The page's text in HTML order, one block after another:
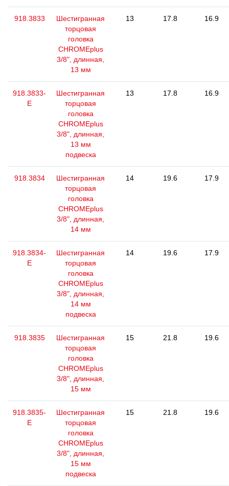
918.3833
Шестигранная
торцовая
головка
CHROMEplus
3/8", длинная,
13 мм
13 17.8 16.9
918.3833-
E
Шестигранная
торцовая
головка
CHROMEplus
3/8", длинная,
13 мм
подвеска
13 17.8 16.9
918.3834
Шестигранная
торцовая
головка
CHROMEplus
3/8", длинная,
14 мм
14 19.6 17.9
918.3834-
E
Шестигранная
торцовая
головка
CHROMEplus
3/8", длинная,
14 мм
подвеска
14 19.6 17.9
918.3835
Шестигранная
торцовая
головка
CHROMEplus
3/8", длинная,
15 мм
15 21.8 19.6
918.3835-
E
Шестигранная
торцовая
головка
CHROMEplus
3/8", длинная,
15 мм
подвеска
15 21.8 19.6